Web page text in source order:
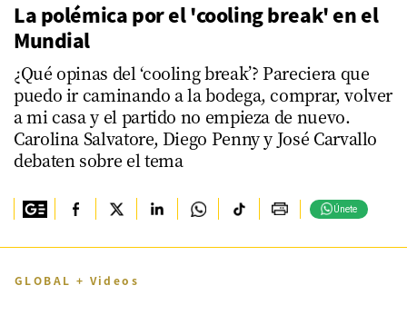
La polémica por el 'cooling break' en el
Mundial
¿Qué opinas del ‘cooling break’? Pareciera que
puedo ir caminando a la bodega, comprar, volver
a mi casa y el partido no empieza de nuevo.
Carolina Salvatore, Diego Penny y José Carvallo
debaten sobre el tema
Únete
GLOBAL + Videos